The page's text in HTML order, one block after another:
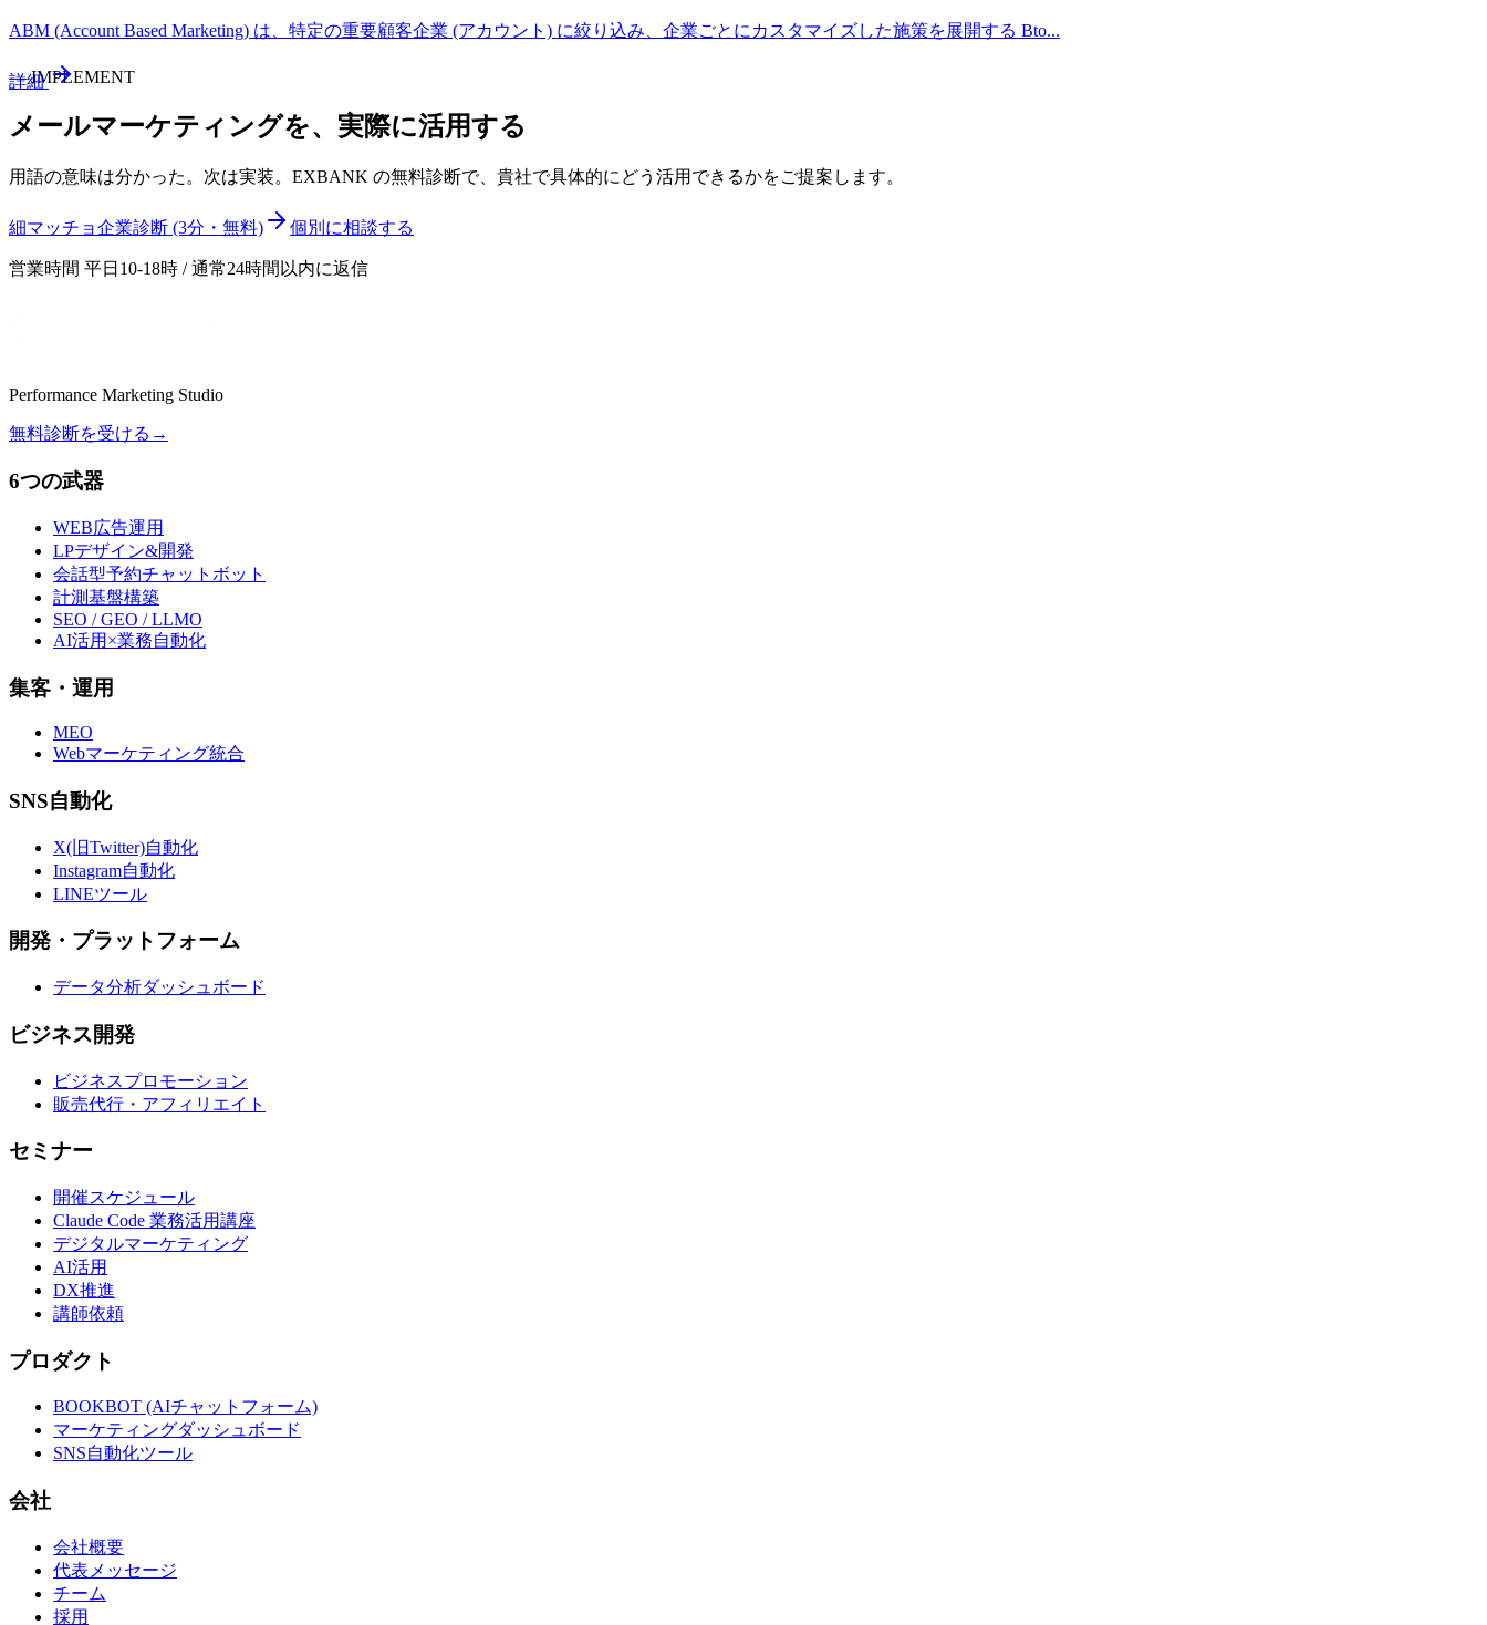
ABM (Account Based Marketing) は、特定の重要顧客企業 (アカウント) に絞り込み、企業ごとにカスタマイズした施策を展開する Bto...
詳細
—IMPLEMENT
メールマーケティングを、実際に活用する
用語の意味は分かった。次は実装。EXBANK の無料診断で、貴社で具体的にどう活用できるかをご提案します。
細マッチョ企業診断 (3分・無料) 個別に相談する
営業時間 平日10-18時 / 通常24時間以内に返信
Performance Marketing Studio
無料診断を受ける →
6つの武器
WEB広告運用
LPデザイン&開発
会話型予約チャットボット
計測基盤構築
SEO / GEO / LLMO
AI活用×業務自動化
集客・運用
MEO
Webマーケティング統合
SNS自動化
X(旧Twitter)自動化
Instagram自動化
LINEツール
開発・プラットフォーム
データ分析ダッシュボード
ビジネス開発
ビジネスプロモーション
販売代行・アフィリエイト
セミナー
開催スケジュール
Claude Code 業務活用講座
デジタルマーケティング
AI活用
DX推進
講師依頼
プロダクト
BOOKBOT (AIチャットフォーム)
マーケティングダッシュボード
SNS自動化ツール
会社
会社概要
代表メッセージ
チーム
採用